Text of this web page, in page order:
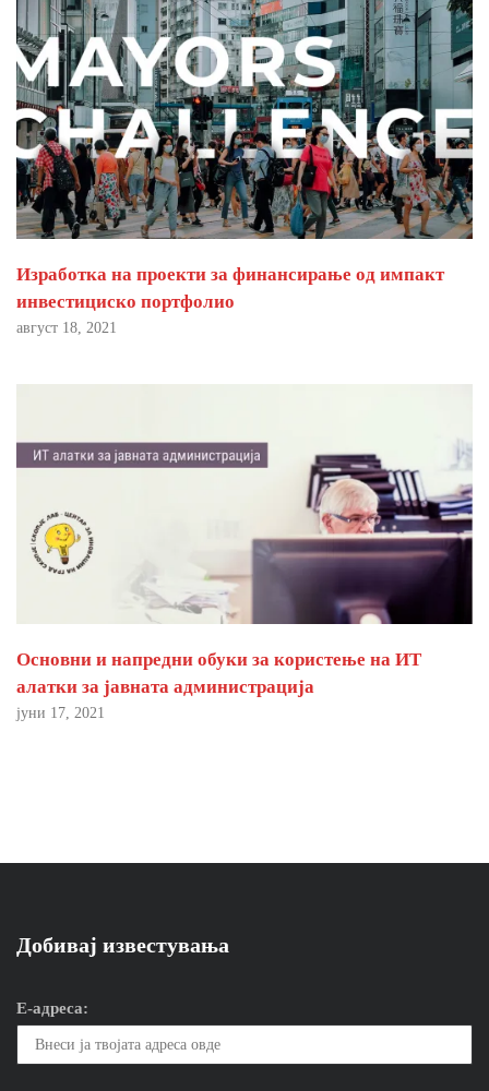
Изработка на проекти за финансирање од импакт
инвестициско портфолио
август 18, 2021
Основни и напредни обуки за користење на ИТ
алатки за јавната администрација
јуни 17, 2021
Добивај известувања
Е-адреса: